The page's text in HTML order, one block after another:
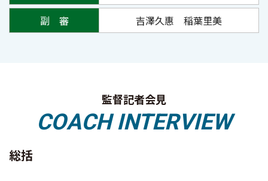
副 審
吉澤久惠稲葉里美
監督記者会見
COACH INTERVIEW
総括